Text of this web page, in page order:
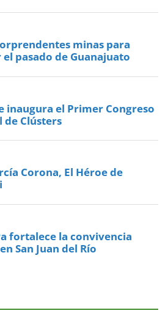
minas para
pasado de Guanajuato
inaugura el Primer Congreso
de Clústers
Corona, El Héroe de
fortalece la convivencia
San Juan del Río